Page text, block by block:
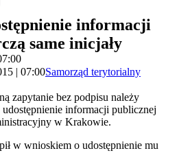
informacji
same inicjały
| 07:00Samorząd terytorialny
zapytanie bez podpisu należy
informacji publicznej
w Krakowie.
w wnioskiem o udostępnienie mu